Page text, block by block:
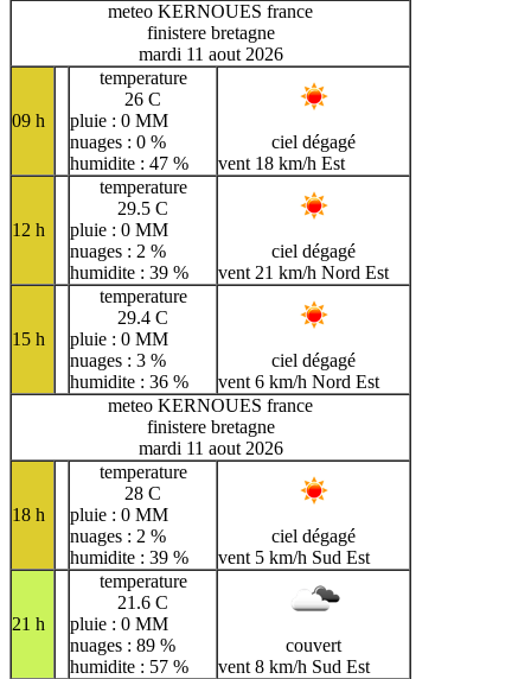
meteo KERNOUES france
finistere bretagne
mardi 11 aout 2026
09 h
temperature
26 C
pluie : 0 MM
nuages : 0 %
humidite : 47 %
ciel dégagé
vent 18 km/h Est
12 h
temperature
29.5 C
pluie : 0 MM
nuages : 2 %
humidite : 39 %
ciel dégagé
vent 21 km/h Nord Est
15 h
temperature
29.4 C
pluie : 0 MM
nuages : 3 %
humidite : 36 %
ciel dégagé
vent 6 km/h Nord Est
meteo KERNOUES france
finistere bretagne
mardi 11 aout 2026
18 h
temperature
28 C
pluie : 0 MM
nuages : 2 %
humidite : 39 %
ciel dégagé
vent 5 km/h Sud Est
21 h
temperature
21.6 C
pluie : 0 MM
nuages : 89 %
humidite : 57 %
couvert
vent 8 km/h Sud Est